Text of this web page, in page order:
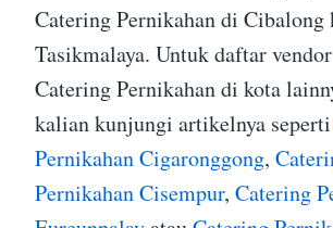
Catering Pernikahan di Cibalong
Tasikmalaya. Untuk daftar
Catering Pernikahan di kota
kalian kunjungi artikelnya seperti
Pernikahan Cigaronggong,
Pernikahan Cisempur, Catering